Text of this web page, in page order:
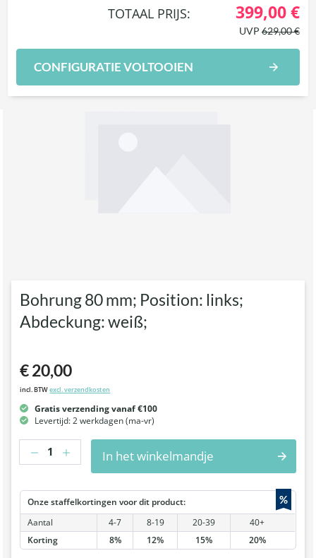
TOTAAL PRIJS: 399,00 €
UVP629,00 €
CONFIGURATIE VOLTOOIEN
Bohrung 80 mm; Position: links;
Abdeckung: weiß;
€ 20,00
incl. BTWexcl. verzendkosten
Gratis verzending vanaf €100
Levertijd: 2 werkdagen (ma-vr)
Hoeveelheid
In het winkelmandje
%
Onze staffelkortingen voor dit product:
Aantal
4-7 8-19 20-39
40+
Korting
8% 12% 15% 20%